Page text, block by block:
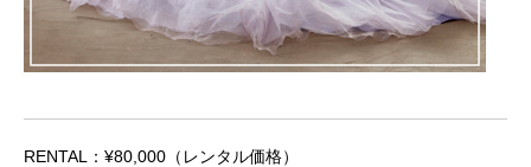
RENTAL：¥80,000（レンタル価格）